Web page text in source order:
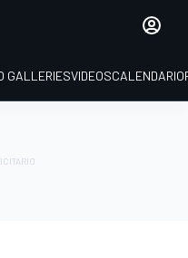
GALLERIESVIDEOSCALENDARIO